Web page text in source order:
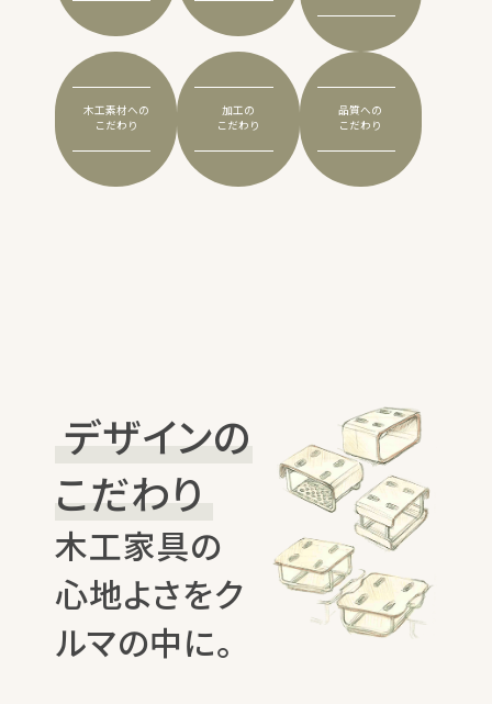
木工素材への
こだわり
加工の
こだわり
品質への
こだわり
デザインの
こだわり
木工家具の
心地よさをク
ルマの中に。